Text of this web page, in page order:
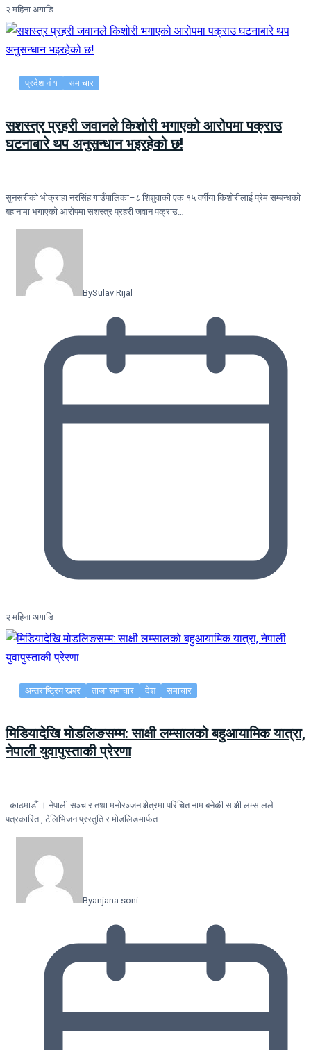
२ महिना अगाडि
प्रदेश नं १ समाचार
सशस्त्र प्रहरी जवानले किशोरी भगाएको आरोपमा पक्राउ
घटनाबारे थप अनुसन्धान भइरहेको छ!
सुनसरीको भोक्राहा नरसिंह गाउँपालिका–८ शिशुवाकी एक १५ वर्षीया किशोरीलाई प्रेम सम्बन्धको
बहानामा भगाएको आरोपमा सशस्त्र प्रहरी जवान पक्राउ…
BySulav Rijal
२ महिना अगाडि
अन्तराष्ट्रिय खबर ताजा समाचार देश समाचार
मिडियादेखि मोडलिङसम्म: साक्षी लम्सालको बहुआयामिक यात्रा,
नेपाली युवापुस्ताकी प्रेरणा
काठमाडौं । नेपाली सञ्चार तथा मनोरञ्जन क्षेत्रमा परिचित नाम बनेकी साक्षी लम्सालले
पत्रकारिता, टेलिभिजन प्रस्तुति र मोडलिङमार्फत…
Byanjana soni